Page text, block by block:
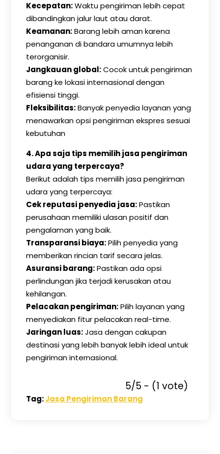
Kecepatan:Waktu pengiriman lebih cepat
dibandingkan jalur laut atau darat.
Keamanan:Barang lebih aman karena
penanganan di bandara umumnya lebih
terorganisir.
Jangkauan global:Cocok untuk pengiriman
barang ke lokasi internasional dengan
efisiensi tinggi.
Fleksibilitas:Banyak penyedia layanan yang
menawarkan opsi pengiriman ekspres sesuai
kebutuhan
4.Apa saja tips memilih jasa pengiriman
udara yang terpercaya?
Berikut adalah tips memilih jasa pengiriman
udara yang terpercaya:
Cek reputasi penyedia jasa:Pastikan
perusahaan memiliki ulasan positif dan
pengalaman yang baik.
Transparansi biaya:Pilih penyedia yang
memberikan rincian tarif secara jelas.
Asuransi barang:Pastikan ada opsi
perlindungan jika terjadi kerusakan atau
kehilangan.
Pelacakan pengiriman:Pilih layanan yang
menyediakan fitur pelacakan real-time.
Jaringan luas:Jasa dengan cakupan
destinasi yang lebih banyak lebih ideal untuk
pengiriman internasional.
5/5 - (1 vote)
Tag:Jasa Pengiriman Barang